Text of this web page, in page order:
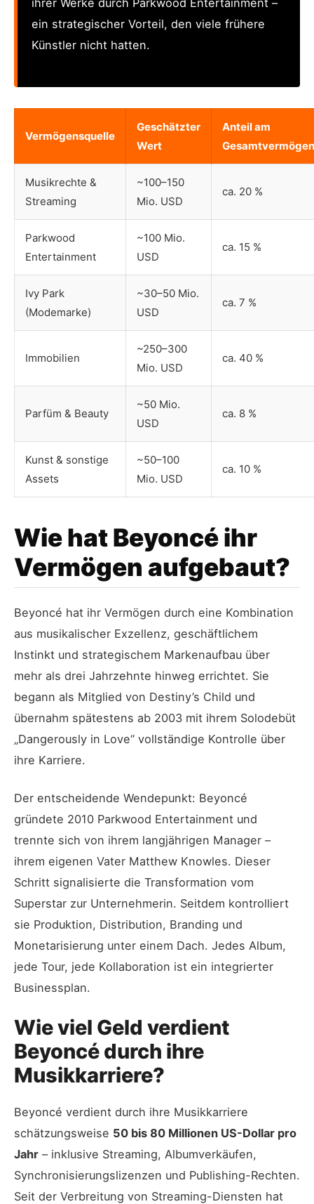
ihrer Werke durch Parkwood Entertainment –
ein strategischer Vorteil, den viele frühere
Künstler nicht hatten.
Vermögensquelle
Geschätzter
Wert
Anteil am
Gesamtvermögen
Musikrechte &
Streaming
~100–150
Mio. USD
ca. 20 %
Parkwood
Entertainment
~100 Mio.
USD
ca. 15 %
Ivy Park
(Modemarke)
~30–50 Mio.
USD
ca. 7 %
Immobilien
~250–300
Mio. USD
ca. 40 %
Parfüm & Beauty
~50 Mio.
USD
ca. 8 %
Kunst & sonstige
Assets
~50–100
Mio. USD
ca. 10 %
Wie hat Beyoncé ihr
Vermögen aufgebaut?
Beyoncé hat ihr Vermögen durch eine Kombination
aus musikalischer Exzellenz, geschäftlichem
Instinkt und strategischem Markenaufbau über
mehr als drei Jahrzehnte hinweg errichtet. Sie
begann als Mitglied von Destiny’s Child und
übernahm spätestens ab 2003 mit ihrem Solodebüt
„Dangerously in Love“ vollständige Kontrolle über
ihre Karriere.
Der entscheidende Wendepunkt: Beyoncé
gründete 2010 Parkwood Entertainment und
trennte sich von ihrem langjährigen Manager –
ihrem eigenen Vater Matthew Knowles. Dieser
Schritt signalisierte die Transformation vom
Superstar zur Unternehmerin. Seitdem kontrolliert
sie Produktion, Distribution, Branding und
Monetarisierung unter einem Dach. Jedes Album,
jede Tour, jede Kollaboration ist ein integrierter
Businessplan.
Wie viel Geld verdient
Beyoncé durch ihre
Musikkarriere?
Beyoncé verdient durch ihre Musikkarriere
schätzungsweise 50 bis 80 Millionen US-Dollar pro
Jahr – inklusive Streaming, Albumverkäufen,
Synchronisierungslizenzen und Publishing-Rechten.
Seit der Verbreitung von Streaming-Diensten hat